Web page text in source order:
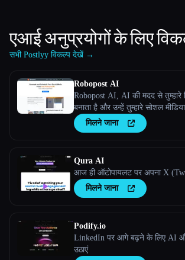
एआई अनुप्रयोगों के लिए
सभी Postlyy विकल्प देखें →
Robopost AI
Robopost AI, AI की मदद से तुम्हारे
बनाता है और उन्हें तुम्हारे सोशल
शेड्यूल करता है।
मिलने जाना
Qura AI
आज ही ऑटोपायलट पर अपना X
मिलने जाना
Podify.io
LinkedIn पर आगे बढ़ने के लिए AI
उठाएं